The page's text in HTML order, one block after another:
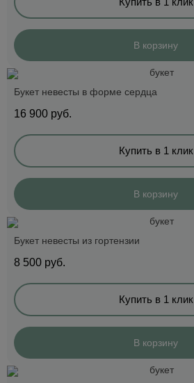
В корзину
Букет невесты в форме сердца
16 900 руб.
Купить в 1 клик
В корзину
Букет невесты из гортензии
8 500 руб.
Купить в 1 клик
В корзину